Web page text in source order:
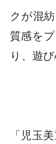
クが混
質感を
り、遊
「児玉